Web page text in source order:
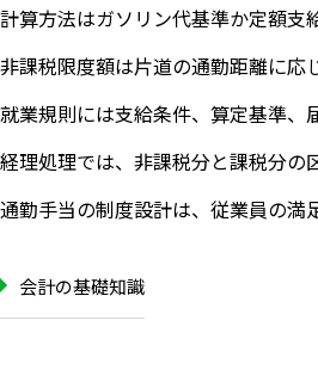
計算方法はガソリン代基準か定額支
非課税限度額は片道の通勤距離に応
就業規則には支給条件、算定基準、
経理処理では、非課税分と課税分の
通勤手当の制度設計は、従業員の満
会計の基礎知識